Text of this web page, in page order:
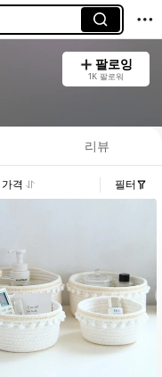
팔로잉
1K 팔로워
리뷰
가격 필터